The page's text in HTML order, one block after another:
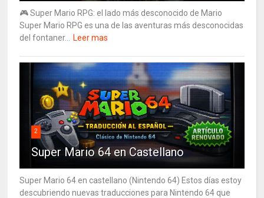
🎮 Super Mario RPG: el lado más desconocido de Mario
Super Mario RPG es una de las aventuras más desconocidas
del fontaner...
Leer mas
2
Super Mario 64 en Castellano
Super Mario 64 en castellano (Nintendo 64) Estos días estoy
descubriendo nuevas traducciones para Nintendo 64 que